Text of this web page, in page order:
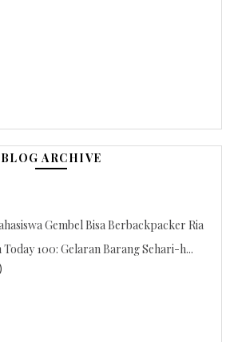
BLOG ARCHIVE
Gembel Bisa Berbackpacker Ria
Today 100: Gelaran Barang Sehari-h...